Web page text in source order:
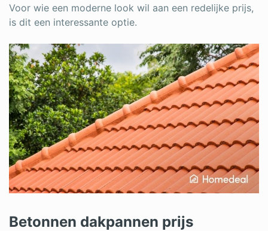
Voor wie een moderne look wil aan een redelijke prijs,
is dit een interessante optie.
Betonnen dakpannen prijs